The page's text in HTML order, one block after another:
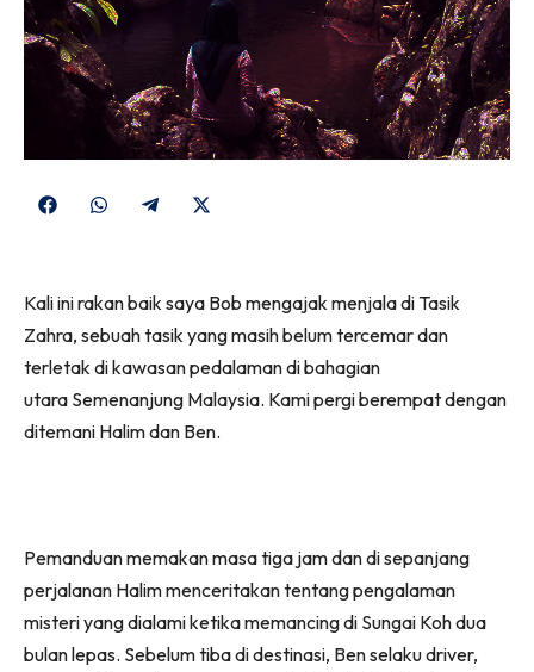
Share
Share
Share
(Twitter)
Kali ini rakan baik saya Bob mengajak menjala di Tasik
Zahra, sebuah tasik yang masih belum tercemar dan
terletak di kawasan pedalaman di bahagian
utara Semenanjung Malaysia. Kami pergi berempat dengan
ditemani Halim dan Ben.
Pemanduan memakan masa tiga jam dan di sepanjang
perjalanan Halim menceritakan tentang pengalaman
misteri yang dialami ketika memancing di Sungai Koh dua
bulan lepas. Sebelum tiba di destinasi, Ben selaku driver,